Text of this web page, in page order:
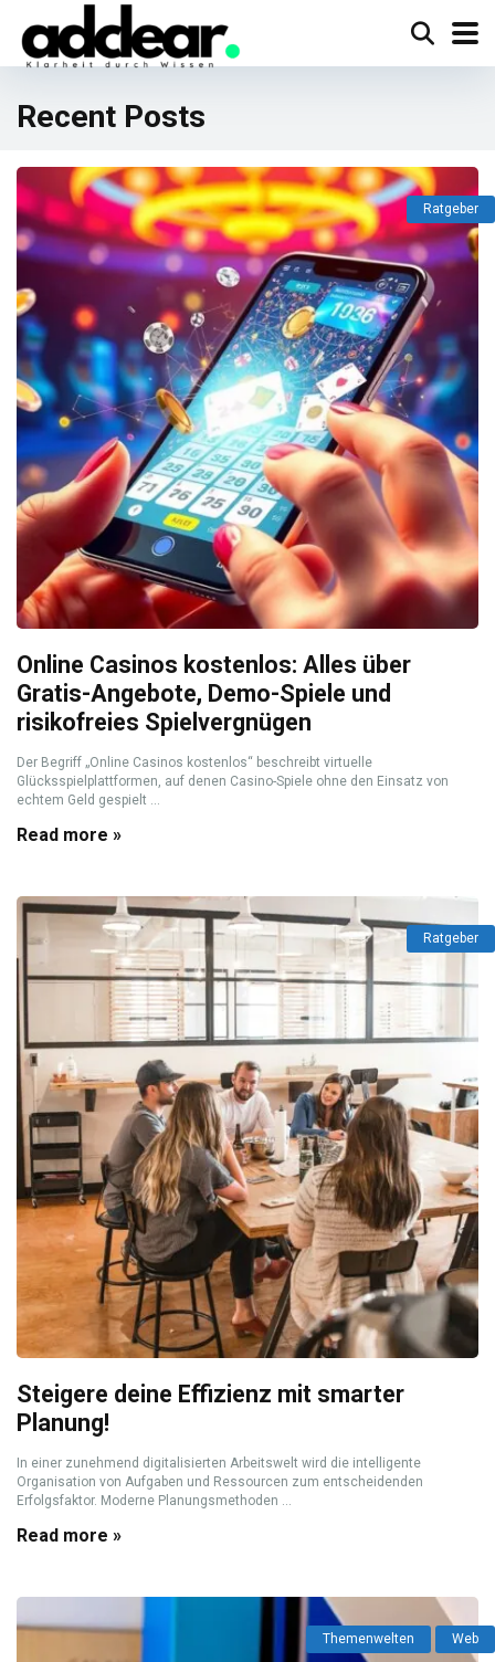
Recent Posts
Ratgeber
Online Casinos kostenlos: Alles über
Gratis-Angebote, Demo-Spiele und
risikofreies Spielvergnügen
Der Begriff „Online Casinos kostenlos“ beschreibt virtuelle
Glücksspielplattformen, auf denen Casino-Spiele ohne den Einsatz von
echtem Geld gespielt ...
Read more »
Ratgeber
Steigere deine Effizienz mit smarter
Planung!
In einer zunehmend digitalisierten Arbeitswelt wird die intelligente
Organisation von Aufgaben und Ressourcen zum entscheidenden
Erfolgsfaktor. Moderne Planungsmethoden ...
Read more »
Themenwelten Web